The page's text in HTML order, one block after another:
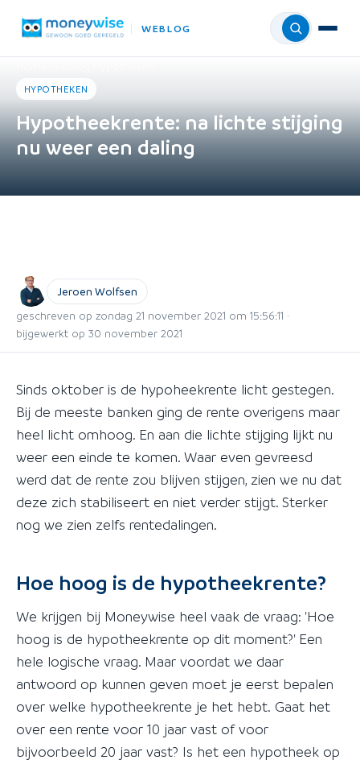
WEBLOG Menu
HYPOTHEKEN
Hypotheekrente: na lichte stijging
nu weer een daling
Jeroen Wolfsen
geschreven op zondag 21 november 2021 om 15:56:11 ·
bijgewerkt op 30 november 2021
Sinds oktober is de hypoheekrente licht gestegen.
Bij de meeste banken ging de rente overigens maar
heel licht omhoog. En aan die lichte stijging lijkt nu
weer een einde te komen. Waar even gevreesd
werd dat de rente zou blijven stijgen, zien we nu dat
deze zich stabiliseert en niet verder stijgt. Sterker
nog we zien zelfs rentedalingen.
Hoe hoog is de hypotheekrente?
We krijgen bij Moneywise heel vaak de vraag: 'Hoe
hoog is de hypotheekrente op dit moment?' Een
hele logische vraag. Maar voordat we daar
antwoord op kunnen geven moet je eerst bepalen
over welke hypotheekrente je het hebt. Gaat het
over een rente voor 10 jaar vast of voor
bijvoorbeeld 20 jaar vast? Is het een hypotheek op